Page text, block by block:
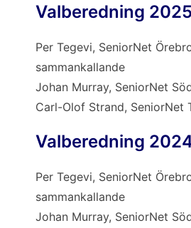
Valberedning 2025
Per Tegevi, SeniorNet
sammankallande
Johan Murray, SeniorNet
Carl-Olof Strand, SeniorNet
Valberedning
Per Tegevi, SeniorNet
sammankallande
Johan Murray, SeniorNet